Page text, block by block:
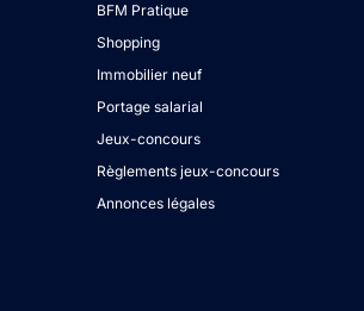
BFM Pratique
Shopping
Immobilier neuf
Portage salarial
Jeux-concours
Règlements jeux-concours
Annonces légales